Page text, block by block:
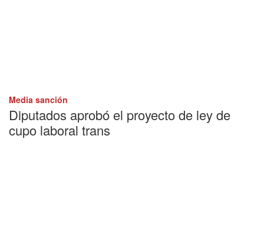
Media sanción
Diputados aprobó el proyecto de ley de
cupo laboral trans